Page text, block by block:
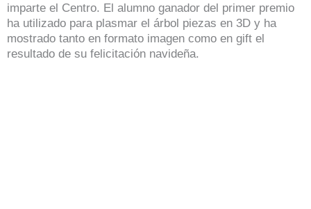
imparte el Centro. El alumno ganador del primer premio
ha utilizado para plasmar el árbol piezas en 3D y ha
mostrado tanto en formato imagen como en gift el
resultado de su felicitación navideña.